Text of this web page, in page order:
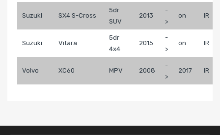
Suzuki SX4 S-Cross
5dr
SUV
2013
-
>
on IR
Suzuki Vitara
5dr
4x4
2015
-
>
on IR
Volvo XC60 MPV 2008
-
>
2017 IR